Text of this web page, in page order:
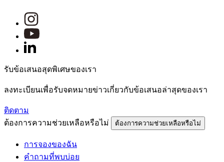
รับข้อเสนอสุดพิเศษของเรา
ลงทะเบียนเพื่อรับจดหมายข่าวเกี่ยวกับข้อเสนอล่าสุดของเรา
ติดตาม
ต้องการความช่วยเหลือหรือไม่
ต้องการความช่วยเหลือหรือไม่
การจองของฉัน
คำถามที่พบบ่อย